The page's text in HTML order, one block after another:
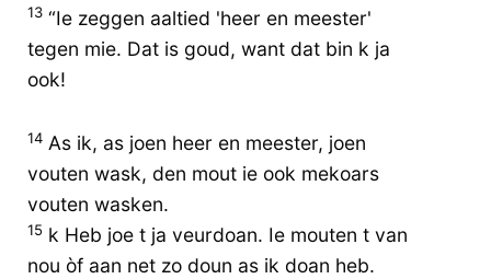
13 “Ie zeggen aaltied 'heer en meester'
tegen mie. Dat is goud, want dat bin k ja
ook!
14 As ik, as joen heer en meester, joen
vouten wask, den mout ie ook mekoars
vouten wasken.
15 k Heb joe t ja veurdoan. Ie mouten t van
nou òf aan net zo doun as ik doan heb.